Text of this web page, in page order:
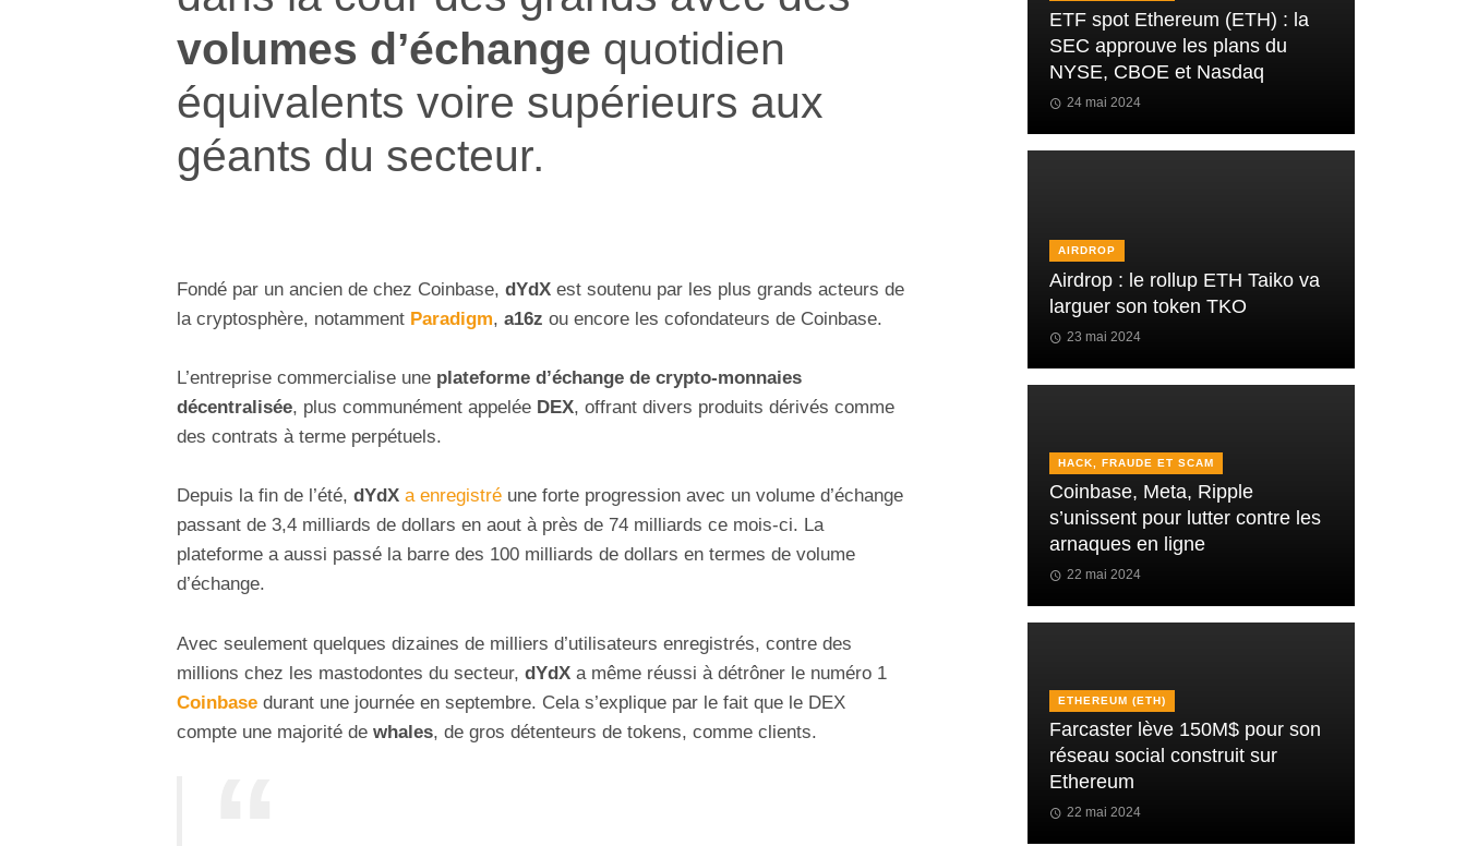
volumes d’échange quotidien
équivalents voire supérieurs aux
géants du secteur.
Fondé par un ancien de chez Coinbase, dYdX est soutenu par les plus grands acteurs de
la cryptosphère, notamment Paradigm, a16z ou encore les cofondateurs de Coinbase.
L’entreprise commercialise une plateforme d’échange de crypto-monnaies
décentralisée, plus communément appelée DEX, offrant divers produits dérivés comme
des contrats à terme perpétuels.
Depuis la fin de l’été, dYdX a enregistré une forte progression avec un volume d’échange
passant de 3,4 milliards de dollars en aout à près de 74 milliards ce mois-ci. La
plateforme a aussi passé la barre des 100 milliards de dollars en termes de volume
d’échange.
Avec seulement quelques dizaines de milliers d’utilisateurs enregistrés, contre des
millions chez les mastodontes du secteur, dYdX a même réussi à détrôner le numéro 1
Coinbase durant une journée en septembre. Cela s’explique par le fait que le DEX
compte une majorité de whales, de gros détenteurs de tokens, comme clients.
ETF spot Ethereum (ETH) : la
SEC approuve les plans du
NYSE, CBOE et Nasdaq
24 mai 2024
AIRDROP
Airdrop : le rollup ETH Taiko va
larguer son token TKO
23 mai 2024
HACK, FRAUDE ET SCAM
Coinbase, Meta, Ripple
s’unissent pour lutter contre les
arnaques en ligne
22 mai 2024
ETHEREUM (ETH)
Farcaster lève 150M$ pour son
réseau social construit sur
Ethereum
22 mai 2024